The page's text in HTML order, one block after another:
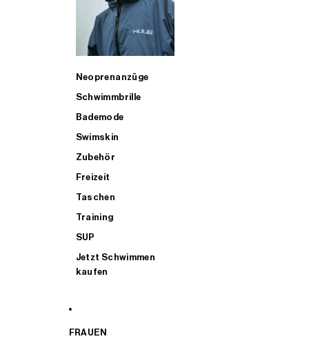
Neoprenanzüge
Schwimmbrille
Bademode
Swimskin
Zubehör
Freizeit
Taschen
Training
SUP
Jetzt Schwimmen
kaufen
FRAUEN